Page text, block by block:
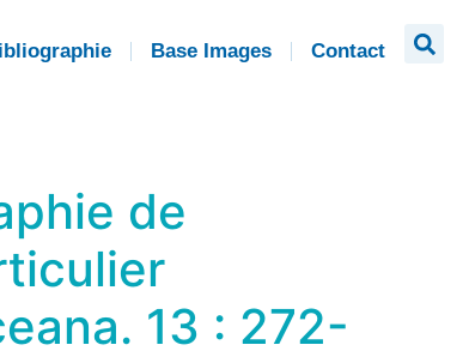
Base Images Contact
de
13 : 272-